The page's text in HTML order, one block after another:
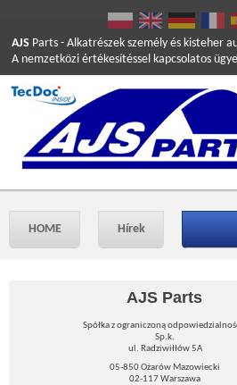
AJS Parts - Alkatrészek személy és kisteher
A nemzetközi értékesítéssel kapcsolatos
HOME Hírek
AJS Parts
Spółka z ograniczoną
Sp.k.
ul. Radziwiłłów 5A
05-850 Ożarów Mazowiecki
02-117 Warszawa